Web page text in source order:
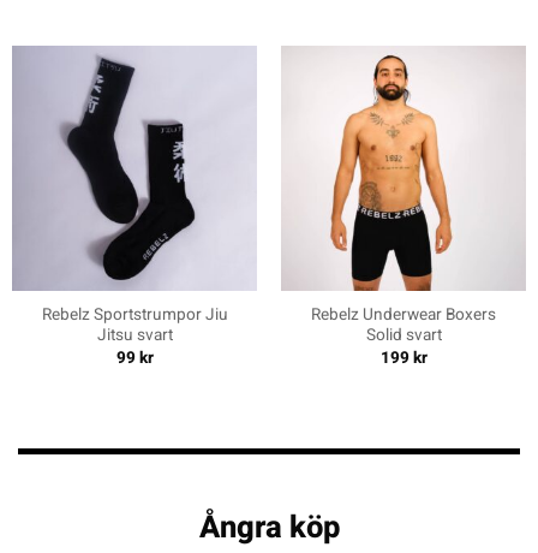
Rebelz Sportstrumpor Jiu
Jitsu svart
99kr
Rebelz Underwear Boxers
Solid svart
199kr
Ångra köp